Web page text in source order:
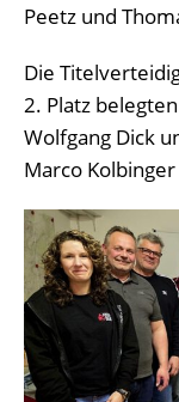
Peetz und
Die
2. Platz
Wolfgang Dick
Marco